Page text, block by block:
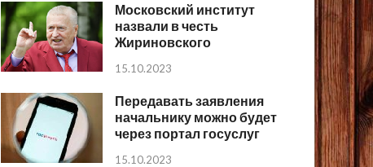
Московский институт
назвали в честь
Жириновского
15.10.2023
Передавать заявления
начальнику можно будет
через портал госуслуг
15.10.2023